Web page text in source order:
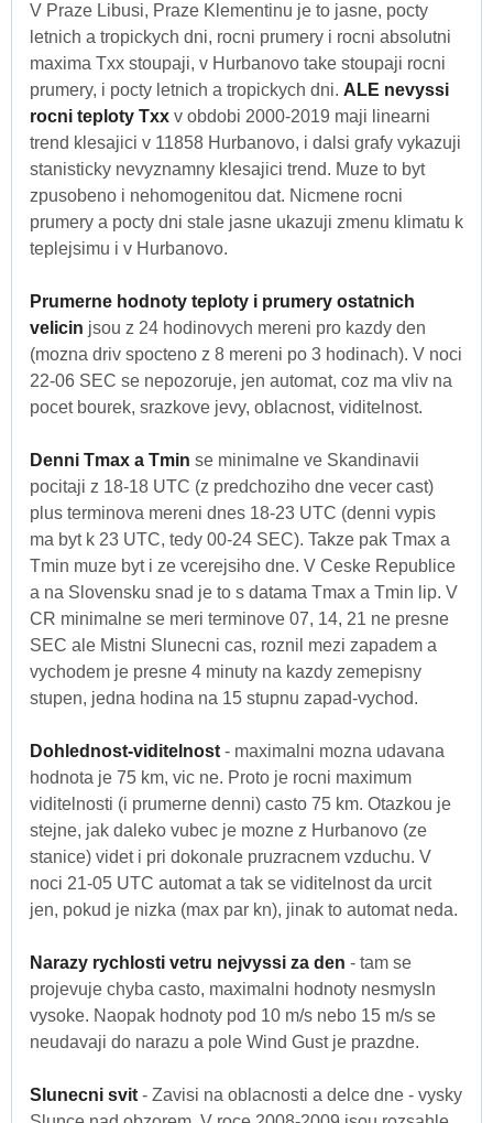
V Praze Libusi, Praze Klementinu je to jasne, pocty
letnich a tropickych dni, rocni prumery i rocni absolutni
maxima Txx stoupaji, v Hurbanovo take stoupaji rocni
prumery, i pocty letnich a tropickych dni. ALE nevyssi
rocni teploty Txx v obdobi 2000-2019 maji linearni
trend klesajici v 11858 Hurbanovo, i dalsi grafy vykazuji
stanisticky nevyznamny klesajici trend. Muze to byt
zpusobeno i nehomogenitou dat. Nicmene rocni
prumery a pocty dni stale jasne ukazuji zmenu klimatu k
teplejsimu i v Hurbanovo.
Prumerne hodnoty teploty i prumery ostatnich
velicin jsou z 24 hodinovych mereni pro kazdy den
(mozna driv spocteno z 8 mereni po 3 hodinach). V noci
22-06 SEC se nepozoruje, jen automat, coz ma vliv na
pocet bourek, srazkove jevy, oblacnost, viditelnost.
Denni Tmax a Tmin se minimalne ve Skandinavii
pocitaji z 18-18 UTC (z predchoziho dne vecer cast)
plus terminova mereni dnes 18-23 UTC (denni vypis
ma byt k 23 UTC, tedy 00-24 SEC). Takze pak Tmax a
Tmin muze byt i ze vcerejsiho dne. V Ceske Republice
a na Slovensku snad je to s datama Tmax a Tmin lip. V
CR minimalne se meri terminove 07, 14, 21 ne presne
SEC ale Mistni Slunecni cas, roznil mezi zapadem a
vychodem je presne 4 minuty na kazdy zemepisny
stupen, jedna hodina na 15 stupnu zapad-vychod.
Dohlednost-viditelnost - maximalni mozna udavana
hodnota je 75 km, vic ne. Proto je rocni maximum
viditelnosti (i prumerne denni) casto 75 km. Otazkou je
stejne, jak daleko vubec je mozne z Hurbanovo (ze
stanice) videt i pri dokonale pruzracnem vzduchu. V
noci 21-05 UTC automat a tak se viditelnost da urcit
jen, pokud je nizka (max par kn), jinak to automat neda.
Narazy rychlosti vetru nejvyssi za den - tam se
projevuje chyba casto, maximalni hodnoty nesmysln
vysoke. Naopak hodnoty pod 10 m/s nebo 15 m/s se
neudavaji do narazu a pole Wind Gust je prazdne.
Slunecni svit - Zavisi na oblacnosti a delce dne - vysky